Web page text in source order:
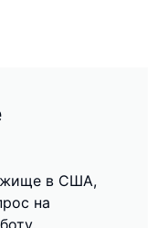
в США,
на